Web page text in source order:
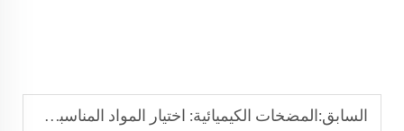
السابق:المضخات الكيميائية: اختيار المواد المناسبة لأنواع السوائل المختلفة